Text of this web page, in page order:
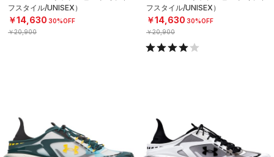
フスタイル/UNISEX）
￥14,630 30%OFF
￥20,900
フスタイル/UNISEX）
￥14,630 30%OFF
￥20,900